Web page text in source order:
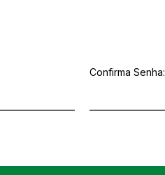
Confirma Senha: